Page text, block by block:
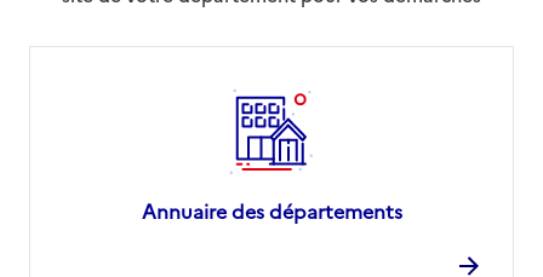
Annuaire des départements